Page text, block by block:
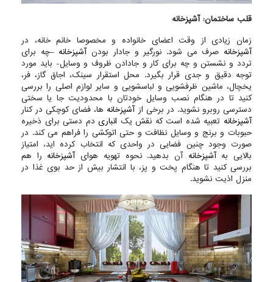
قلب ساختمان: آشپزخانه
زمان زیادی از وقت اعضای خانواده و مخصوصا خانم خانه، در
آشپزخانه صرف می شود. نورگیر و جادار بودنآشپزخانه –چه برای
تردد و نشستن و چه برای کار و جادادن ظروف و وسایل- باید مورد
توجه دقیق و جدی قرار بگیرد. محل استقرار سینک، اجاق گاز، فر،
یخچال، ماشین ظرفشویی و لباسشویی و سایر لوازم اصلی را بررسی
کنید تا در هنگام نصب وسایل خودتان با محدودیت جا یا سختی
دسترسی روبرو نشوید. در برخی ازآشپزخانه ها، فضای کوچکی در کنار
آشپزخانه تعبیه شده است که نقش یک انباریدم دستی برای ذخیره
حبوبات و برنج و وسایل نظافت و حتی اتوکشی را فراهم می کند. در
صورت وجود چنین فضایی در واحدی که انتخاب کرده اید، امتیاز
بالایی بهآشپزخانه آن بدهید. نحوه تهویه هوایآشپزخانه را هم
بررسی کنید تا هنگام پخت و پز، با انتشار بیش از حد بوی غذا در
منزل اذیت نشوید.